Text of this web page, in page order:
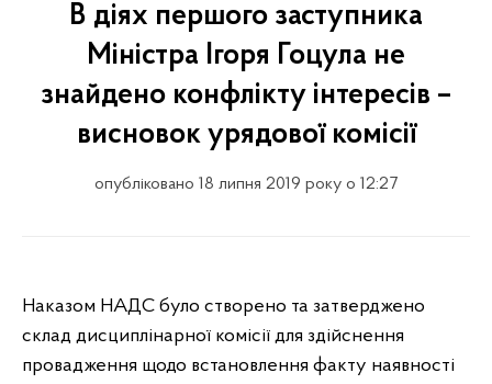
В діях першого заступника
Міністра Ігоря Гоцула не
знайдено конфлікту інтересів –
висновок урядової комісії
опубліковано 18 липня 2019 року о 12:27
Наказом НАДС було створено та затверджено
склад дисциплінарної комісії для здійснення
провадження щодо встановлення факту наявності